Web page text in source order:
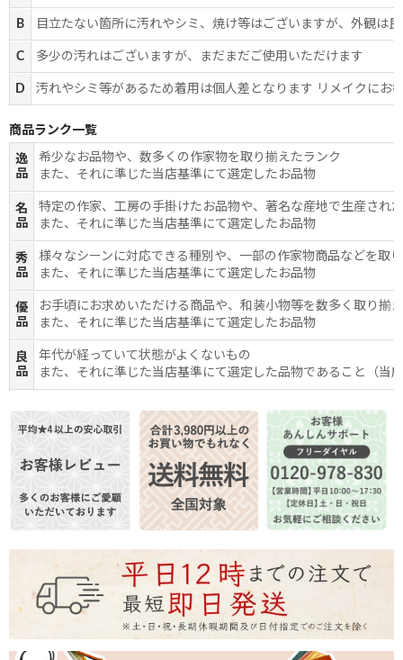
B 目立たない箇所に汚れやシミ、焼け等はございますが、外観は
C 多少の汚れはございますが、まだまだご使用いただけます
D 汚れやシミ等があるため着用は個人差となります リメイクにお
商品ランク一覧
逸
品
希少なお品物や、数多くの作家物を取り揃えたランク
また、それに準じた当店基準にて選定したお品物
名
品
特定の作家、工房の手掛けたお品物や、著名な産地で生産され
また、それに準じた当店基準にて選定したお品物
秀
品
様々なシーンに対応できる種別や、一部の作家物商品などを取
また、それに準じた当店基準にて選定したお品物
優
品
お手頃にお求めいただける商品や、和装小物等を数多く取り揃
また、それに準じた当店基準にて選定したお品物
良
品
年代が経っていて状態がよくないもの
また、それに準じた当店基準にて選定した品物であること（当